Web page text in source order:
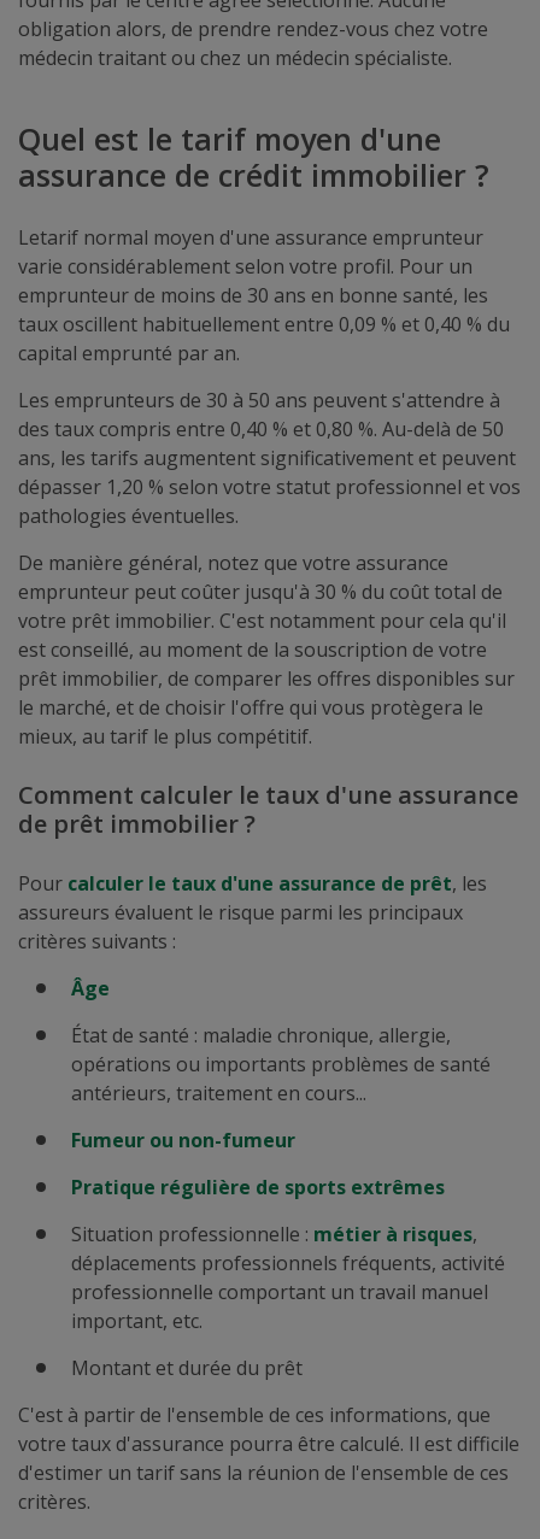
obligation alors, de prendre rendez-vous chez votre
médecin traitant ou chez un médecin spécialiste.
Quel est le tarif moyen d'une
assurance de crédit immobilier ?
Letarif normal moyen d'une assurance emprunteur
varie considérablement selon votre profil. Pour un
emprunteur de moins de 30 ans en bonne santé, les
taux oscillent habituellement entre 0,09 % et 0,40 % du
capital emprunté par an.
Les emprunteurs de 30 à 50 ans peuvent s'attendre à
des taux compris entre 0,40 % et 0,80 %. Au-delà de 50
ans, les tarifs augmentent significativement et peuvent
dépasser 1,20 % selon votre statut professionnel et vos
pathologies éventuelles.
De manière général, notez que votre assurance
emprunteur peut coûter jusqu'à 30 % du coût total de
votre prêt immobilier. C'est notamment pour cela qu'il
est conseillé, au moment de la souscription de votre
prêt immobilier, de comparer les offres disponibles sur
le marché, et de choisir l'offre qui vous protègera le
mieux, au tarif le plus compétitif.
Comment calculer le taux d'une assurance
de prêt immobilier ?
Pour calculer le taux d'une assurance de prêt, les
assureurs évaluent le risque parmi les principaux
critères suivants :
Âge
État de santé : maladie chronique, allergie,
opérations ou importants problèmes de santé
antérieurs, traitement en cours...
Fumeur ou non-fumeur
Pratique régulière de sports extrêmes
Situation professionnelle : métier à risques,
déplacements professionnels fréquents, activité
professionnelle comportant un travail manuel
important, etc.
Montant et durée du prêt
C'est à partir de l'ensemble de ces informations, que
votre taux d'assurance pourra être calculé. Il est difficile
d'estimer un tarif sans la réunion de l'ensemble de ces
critères.